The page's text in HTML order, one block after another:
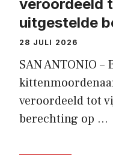
veroordeeld
uitgestelde
28 JULI 2026
SAN ANTONIO –
veroordeeld tot
berechting op …